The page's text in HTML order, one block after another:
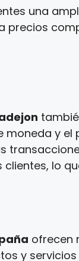
una
precios
moneda y el
clientes, lo
ofrecen
y